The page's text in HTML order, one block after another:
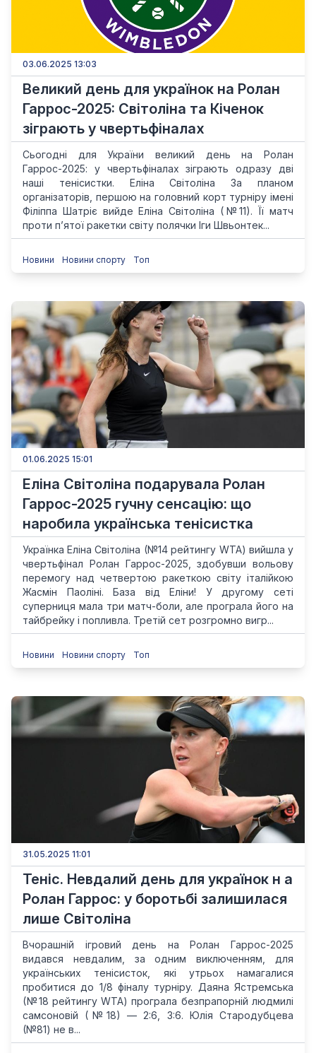
03.06.2025 13:03
Великий день для українок на Ролан
Гаррос-2025: Світоліна та Кіченок
зіграють у чвертьфіналах
Сьогодні для України великий день на Ролан
Гаррос-2025: у чвертьфіналах зіграють одразу дві
наші тенісистки. Еліна Світоліна За планом
організаторів, першою на головний корт турніру імені
Філіппа Шатріє вийде Еліна Світоліна (№11). Її матч
проти п’ятої ракетки світу полячки Іги Швьонтек...
Новини Новини спорту Топ
01.06.2025 15:01
Еліна Світоліна подарувала Ролан
Гаррос-2025 гучну сенсацію: що
наробила українська тенісистка
Українка Еліна Світоліна (№14 рейтингу WTA) вийшла у
чвертьфінал Ролан Гаррос-2025, здобувши вольову
перемогу над четвертою ракеткою світу італійкою
Жасмін Паоліні. База від Еліни! У другому сеті
суперниця мала три матч-боли, але програла його на
тайбрейку і попливла. Третій сет розгромно вигр...
Новини Новини спорту Топ
31.05.2025 11:01
Теніс. Невдалий день для українок н а
Ролан Гаррос: у боротьбі залишилася
лише Світоліна
Вчорашній ігровий день на Ролан Гаррос-2025
видався невдалим, за одним виключенням, для
українських тенісисток, які утрьох намагалися
пробитися до 1/8 фіналу турніру. Даяна Ястремська
(№18 рейтингу WTA) програла безпрапорній людмилі
самсоновій (№18) — 2:6, 3:6. Юлія Стародубцева
(№81) не в...